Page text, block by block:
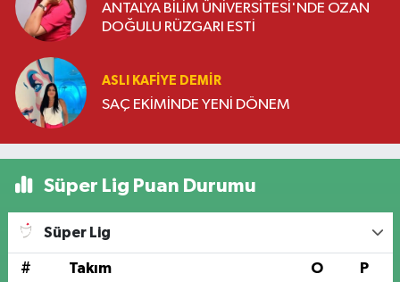
ANTALYA BİLİM ÜNİVERSİTESİ'NDE OZAN
DOĞULU RÜZGARI ESTİ
ASLI KAFIYE DEMIR
SAÇ EKİMİNDE YENİ DÖNEM
Süper Lig Puan Durumu
Süper Lig
# Takım O P